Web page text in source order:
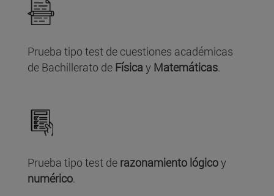
Prueba tipo test de cuestiones académicas
de Bachillerato de Física y Matemáticas.
Prueba tipo test de razonamiento lógicoy
numérico.